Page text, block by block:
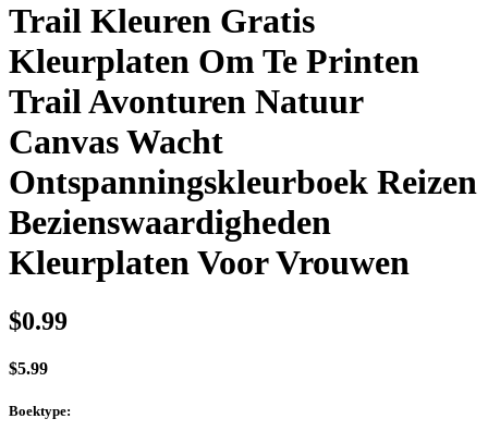
Trail Kleuren Gratis
Kleurplaten Om Te Printen
Trail Avonturen Natuur
Canvas Wacht
Ontspanningskleurboek Reizen
Bezienswaardigheden
Kleurplaten Voor Vrouwen
$0.99
$5.99
Boektype: